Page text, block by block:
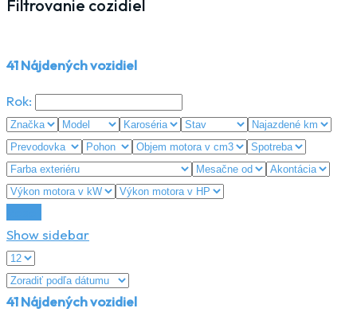
Filtrovanie cozidiel
41Nájdených vozidiel
Rok:
Show sidebar
41Nájdených vozidiel